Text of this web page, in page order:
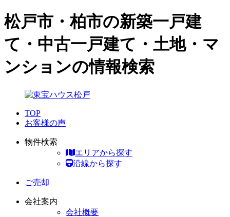
松戸市・柏市の新築一戸建
て・中古一戸建て・土地・マ
ンションの情報検索
TOP
お客様の声
物件検索
エリアから探す
沿線から探す
ご売却
会社案内
会社概要